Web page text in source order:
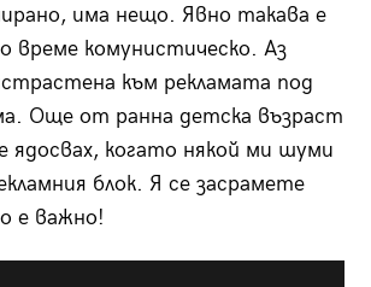
има нещо. Явно такава е
време комунистическо. Аз
към рекламата под
Още от ранна детска възраст
ядосвах, когато някой ми шуми
блок. Я се засрамете
е важно!